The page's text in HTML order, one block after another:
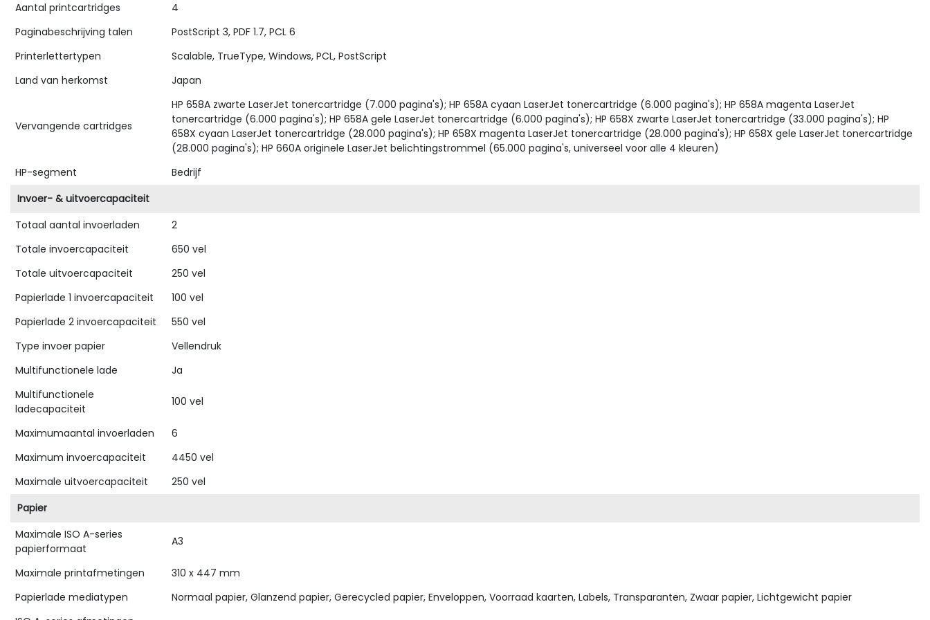
Aantal printcartridges
4
Paginabeschrijving talen
PostScript 3, PDF 1.7, PCL 6
Printerlettertypen
Scalable, TrueType, Windows, PCL, PostScript
Land van herkomst
Japan
Vervangende cartridges
HP 658A zwarte LaserJet tonercartridge (7.000 pagina's); HP 658A cyaan LaserJet tonercartridge (6.000 pagina's); HP 658A magenta LaserJet
tonercartridge (6.000 pagina's); HP 658A gele LaserJet tonercartridge (6.000 pagina's); HP 658X zwarte LaserJet tonercartridge (33.000 pagina's); HP
658X cyaan LaserJet tonercartridge (28.000 pagina's); HP 658X magenta LaserJet tonercartridge (28.000 pagina's); HP 658X gele LaserJet tonercartridge
(28.000 pagina's); HP 660A originele LaserJet belichtingstrommel (65.000 pagina's, universeel voor alle 4 kleuren)
HP-segment
Bedrijf
Invoer- & uitvoercapaciteit
Totaal aantal invoerladen
2
Totale invoercapaciteit
650 vel
Totale uitvoercapaciteit
250 vel
Papierlade 1 invoercapaciteit
100 vel
Papierlade 2 invoercapaciteit
550 vel
Type invoer papier
Vellendruk
Multifunctionele lade
Ja
Multifunctionele
ladecapaciteit
100 vel
Maximumaantal invoerladen
6
Maximum invoercapaciteit
4450 vel
Maximale uitvoercapaciteit
250 vel
Papier
Maximale ISO A-series
papierformaat
A3
Maximale printafmetingen
310 x 447 mm
Papierlade mediatypen
Normaal papier, Glanzend papier, Gerecycled papier, Enveloppen, Voorraad kaarten, Labels, Transparanten, Zwaar papier, Lichtgewicht papier